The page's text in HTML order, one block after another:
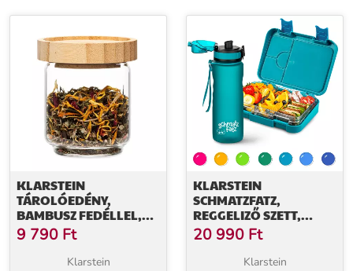
KLARSTEIN
TÁROLÓEDÉNY,
BAMBUSZ FEDÉLLEL,
200 ML, EGYMÁSRA
HELYEZHETŐ,
LÉGMENTESEN
9 790 Ft
Klarstein
KLARSTEIN
SCHMATZFATZ,
REGGELIZŐ SZETT,
EBÉDDOBOZ ÉS
IVÓPALACK, TRITAN,
20 990 Ft
Klarstein